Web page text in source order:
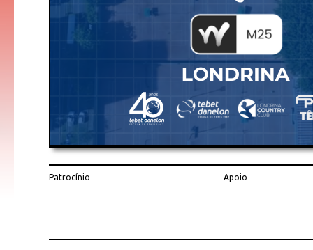
Patrocínio Apoio